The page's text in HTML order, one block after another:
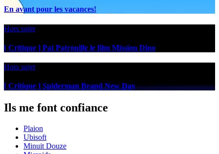
En avant pour les vacances!
Hors sujet
[ Critique ] Pat Patrouille le film Mission Dino
Hors sujet
[ Critique ] Spiderman Brand New Day
Ils me font confiance
Plaion
Ubisoft
Minuit Douze